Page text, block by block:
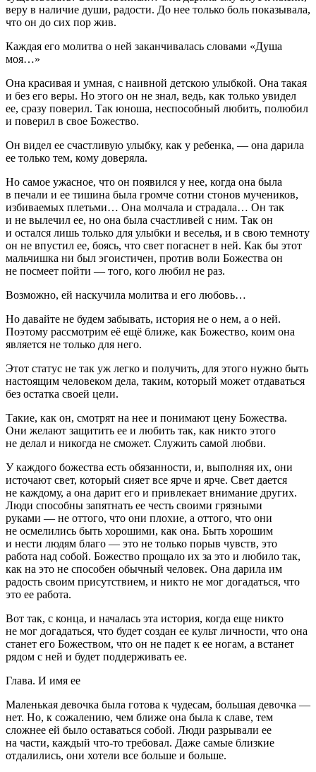
веру в наличие души, радости. До нее только боль показывала,
что он до сих пор жив.
Каждая его молитва о ней заканчивалась словами «Душа
моя…»
Она красивая и умная, с наивной детскою улыбкой. Она такая
и без его веры. Но этого он не знал, ведь, как только увидел
ее, сразу поверил. Так юноша, неспособный любить, полюбил
и поверил в свое Божество.
Он видел ее счастливую улыбку, как у ребенка, — она дарила
ее только тем, кому доверяла.
Но самое ужасное, что он появился у нее, когда она была
в печали и ее тишина была громче сотни стонов мучеников,
избиваемых плетьми… Она молчала и страдала… Он так
и не вылечил ее, но она была счастливей с ним. Так он
и остался лишь только для улыбки и веселья, и в свою темноту
он не впустил ее, боясь, что свет погаснет в ней. Как бы этот
мальчишка ни был эгоистичен, против воли Божества он
не посмеет пойти — того, кого любил не раз.
Возможно, ей наскучила молитва и его любовь…
Но давайте не будем забывать, история не о нем, а о ней.
Поэтому рассмотрим её ещё ближе, как Божество, коим она
является не только для него.
Этот статус не так уж легко и получить, для этого нужно быть
настоящим человеком дела, таким, который может отдаваться
без остатка своей цели.
Такие, как он, смотрят на нее и понимают цену Божества.
Они желают защитить ее и любить так, как никто этого
не делал и никогда не сможет. Служить самой любви.
У каждого божества есть обязанности, и, выполняя их, они
источают свет, который сияет все ярче и ярче. Свет дается
не каждому, а она дарит его и привлекает внимание других.
Люди способны запятнать ее честь своими грязными
руками — не оттого, что они плохие, а оттого, что они
не осмелились быть хорошими, как она. Быть хорошим
и нести людям благо — это не только порыв чувств, это
работа над собой. Божество прощало их за это и любило так,
как на это не способен обычный человек. Она дарила им
радость своим присутствием, и никто не мог догадаться, что
это ее работа.
Вот так, с конца, и началась эта история, когда еще никто
не мог догадаться, что будет создан ее культ личности, что она
станет его Божеством, что он не падет к ее ногам, а встанет
рядом с ней и будет поддерживать ее.
Глава. И имя ее
Маленькая девочка была готова к чудесам, большая девочка —
нет. Но, к сожалению, чем ближе она была к славе, тем
сложнее ей было оставаться собой. Люди разрывали ее
на части, каждый что-то требовал. Даже самые близкие
отдалились, они хотели все больше и больше.